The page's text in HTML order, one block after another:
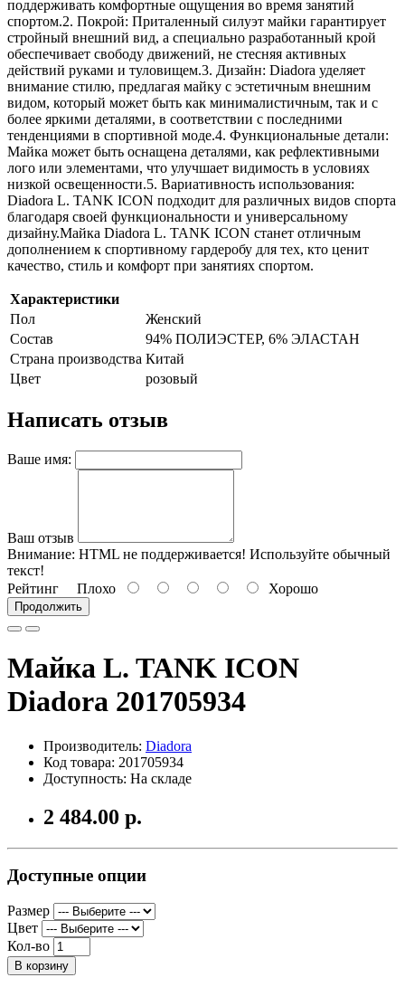
поддерживать комфортные ощущения во время занятий
спортом.2. Покрой: Приталенный силуэт майки гарантирует
стройный внешний вид, а специально разработанный крой
обеспечивает свободу движений, не стесняя активных
действий руками и туловищем.3. Дизайн: Diadora уделяет
внимание стилю, предлагая майку с эстетичным внешним
видом, который может быть как минималистичным, так и с
более яркими деталями, в соответствии с последними
тенденциями в спортивной моде.4. Функциональные детали:
Майка может быть оснащена деталями, как рефлективными
лого или элементами, что улучшает видимость в условиях
низкой освещенности.5. Вариативность использования:
Diadora L. TANK ICON подходит для различных видов спорта
благодаря своей функциональности и универсальному
дизайну.Майка Diadora L. TANK ICON станет отличным
дополнением к спортивному гардеробу для тех, кто ценит
качество, стиль и комфорт при занятиях спортом.
Характеристики
Пол
Женский
Состав
94% ПОЛИЭСТЕР, 6% ЭЛАСТАН
Страна производства Китай
Цвет
розовый
Написать отзыв
Ваше имя:
Ваш отзыв
Внимание: HTML не поддерживается! Используйте обычный
текст!
Рейтинг Плохо Хорошо
Продолжить
Майка L. TANK ICON
Diadora 201705934
Производитель: Diadora
Код товара: 201705934
Доступность: На складе
2 484.00 р.
Доступные опции
Размер
Цвет
Кол-во
В корзину